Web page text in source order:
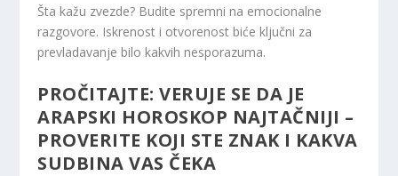
Šta kažu zvezde? Budite spremni na emocionalne
razgovore. Iskrenost i otvorenost biće ključni za
prevladavanje bilo kakvih nesporazuma.
PROČITAJTE:VERUJE SE DA JE
ARAPSKI HOROSKOP NAJTAČNIJI –
PROVERITE KOJI STE ZNAK I KAKVA
SUDBINA VAS ČEKA